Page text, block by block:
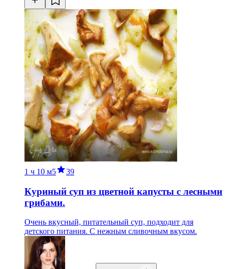
1 ч 10 м5 39
Куриный суп из цветной капусты с лесными
грибами.
Очень вкусный, питательный суп, подходит для
детского питания. С нежным сливочным вкусом.